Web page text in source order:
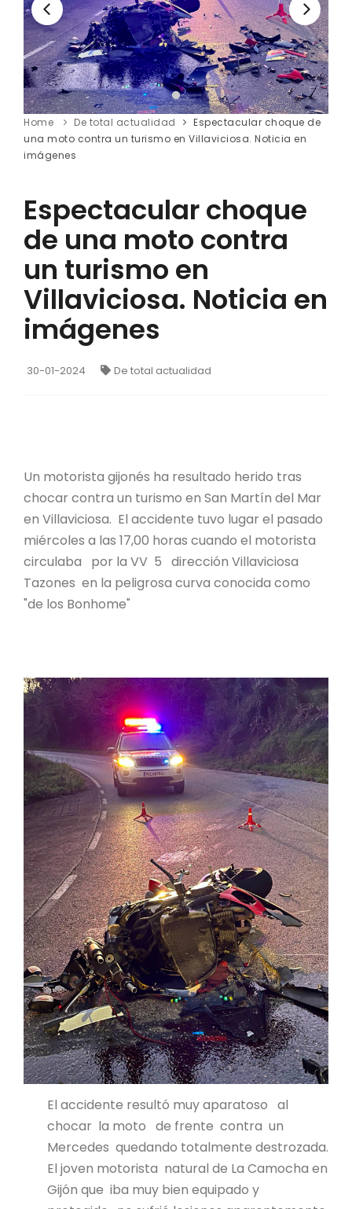
Home De total actualidad
Espectacular choque de
una moto contra un turismo en Villaviciosa. Noticia en
imágenes
Espectacular choque
de una moto contra
un turismo en
Villaviciosa. Noticia en
imágenes
30-01-2024 De total actualidad
Un motorista gijonés ha resultado herido tras
chocar contra un turismo en San Martín del Mar
en Villaviciosa. El accidente tuvo lugar el pasado
miércoles a las 17,00 horas cuando el motorista
circulaba por la VV 5 dirección Villaviciosa
Tazones en la peligrosa curva conocida como
"de los Bonhome"
El accidente resultó muy aparatoso al
chocar la moto de frente contra un
Mercedes quedando totalmente destrozada.
El joven motorista natural de La Camocha en
Gijón que iba muy bien equipado y